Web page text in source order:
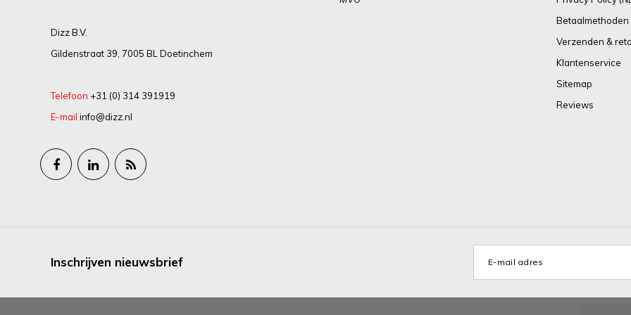
Dizz B.V.
Gildenstraat 39, 7005 BL Doetinchem
Telefoon +31 (0) 314 391919
E-mail info@dizz.nl
Betaalmethoden
Verzenden &
Klantenservice
Sitemap
Reviews
Inschrijven nieuwsbrief